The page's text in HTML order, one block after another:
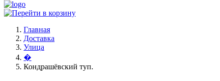
Главная
Доставка
Улица
�
Кондрашёвский туп.